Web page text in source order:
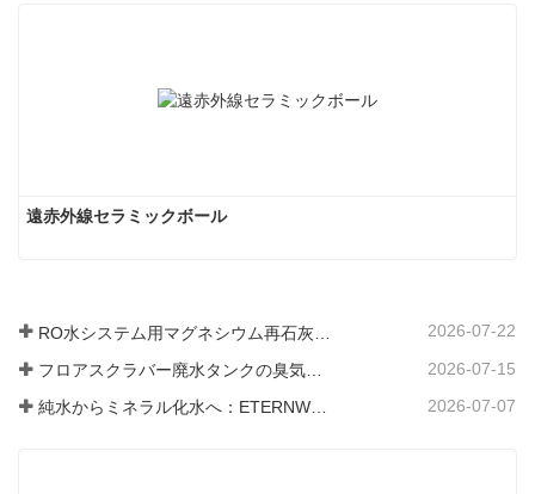
遠赤外線セラミックボール
2026-07-22
2026-07-15
純水からミネラル化水へ：ETERNWORLDがパイプライン飲料水のミネラル化時代をリードする方法 2026-07-07